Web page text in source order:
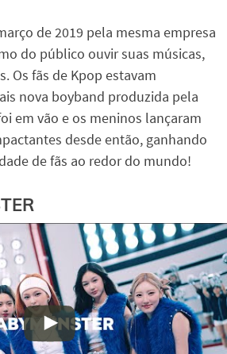
de 2019 pela mesma empresa
do público ouvir suas músicas,
Os fãs de Kpop estavam
nova boyband produzida pela
em vão e os meninos lançaram
desde então, ganhando
de fãs ao redor do mundo!